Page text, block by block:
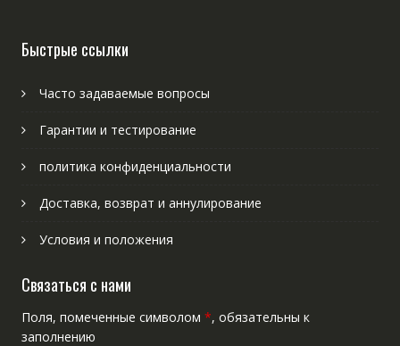
Быстрые ссылки
Часто задаваемые вопросы
Гарантии и тестирование
политика конфиденциальности
Доставка, возврат и аннулирование
Условия и положения
Связаться с нами
Поля, помеченные символом *, обязательны к
заполнению